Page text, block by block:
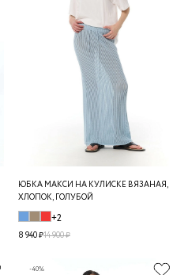
ЮБКА МАКСИ НА КУЛИСКЕ ВЯЗАНАЯ,
ХЛОПОК, ГОЛУБОЙ
+2
8 940 ₽14 900 ₽
-40%